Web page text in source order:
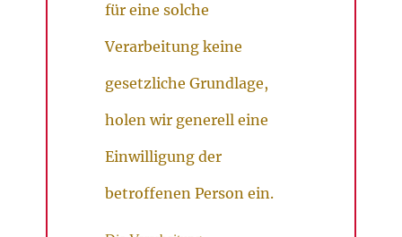
für eine solche
Verarbeitung keine
gesetzliche Grundlage,
holen wir generell eine
Einwilligung der
betroffenen Person ein.